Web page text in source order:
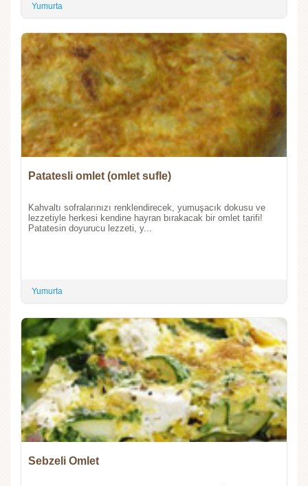
Yumurta
Patatesli omlet (omlet sufle)
Kahvaltı sofralarınızı renklendirecek, yumuşacık dokusu ve
lezzetiyle herkesi kendine hayran bırakacak bir omlet tarifi!
Patatesin doyurucu lezzeti, y...
Yumurta
Sebzeli Omlet